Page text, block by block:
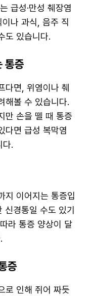
급성·만성 췌장염
나 과식, 음주 직
도 있습니다.
통증
다면, 위염이나 췌
해볼 수 있습니다.
만 손을 뗄 때 통증
다면 급성 복막염
다.
지 이어지는 통증입
경통일 수도 있기
라 통증 양상이 달
증
로 인해 쥐어 짜듯